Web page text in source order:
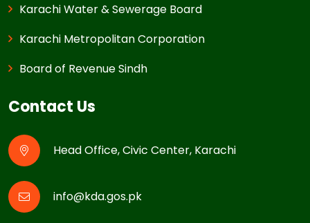
Karachi Water & Sewerage Board
Karachi Metropolitan Corporation
Board of Revenue Sindh
Contact Us
Head Office, Civic Center, Karachi
info@kda.gos.pk